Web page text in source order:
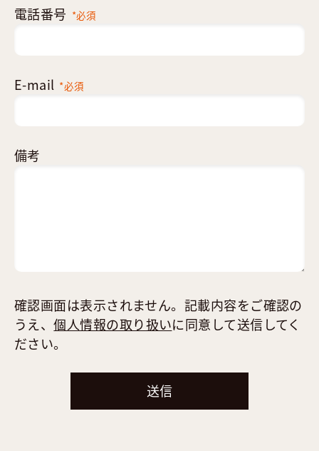
電話番号 *必須
E-mail *必須
備考
確認画面は表示されません。記載内容をご確認の
うえ、個人情報の取り扱いに同意して送信してく
ださい。